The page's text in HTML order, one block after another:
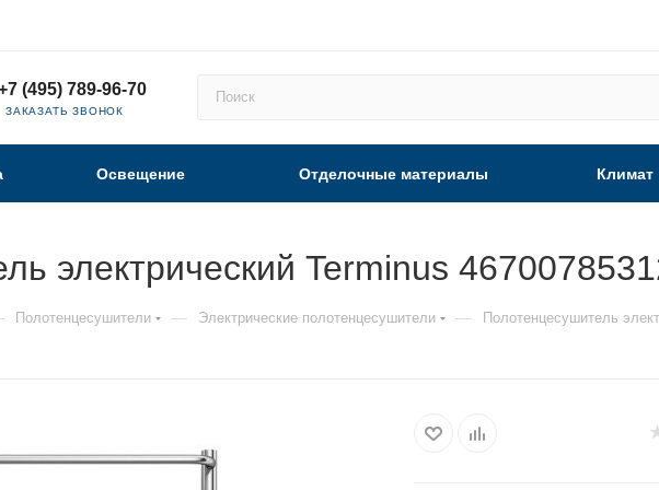
(495) 789-96-70
ЗАКАЗАТЬ ЗВОНОК
Освещение Отделочные материалы Климат
электрический Terminus
Полотенцесушители — Электрические полотенцесушители — Полотенцесушитель